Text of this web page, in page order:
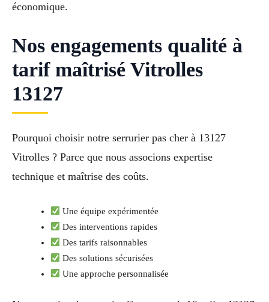
économique.
Nos engagements qualité à
tarif maîtrisé Vitrolles
13127
Pourquoi choisir notre serrurier pas cher à 13127
Vitrolles ? Parce que nous associons expertise
technique et maîtrise des coûts.
Une équipe expérimentée
Des interventions rapides
Des tarifs raisonnables
Des solutions sécurisées
Une approche personnalisée